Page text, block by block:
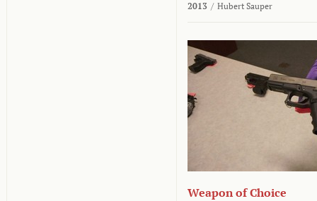
2013 / Hubert Sauper
Weapon of Choice